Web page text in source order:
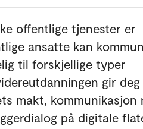
offentlige tjenester er
ansatte kan
til forskjellige typer
gir deg
makt, kommunikasjon
på digitale